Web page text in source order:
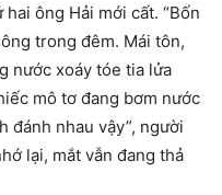
ông Hải mới cất. “Bốn
trong đêm. Mái tôn,
nước xoáy tóe tia lửa
mô tơ đang bơm nước
đánh nhau vậy”, người
lại, mắt vẫn đang thả